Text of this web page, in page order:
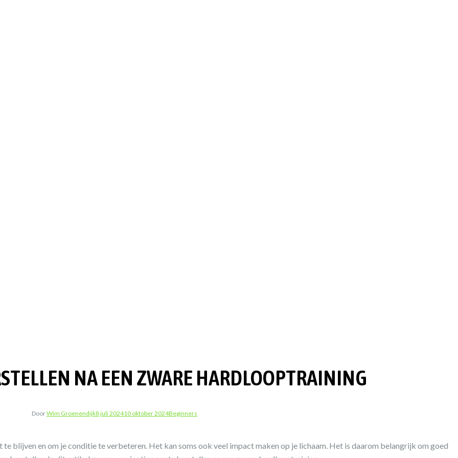
NA EEN ZWARE HARDLOOPTRAINING
DoorWim Groenendijk8 juli 202410 oktober 2024Beginners
blijven en om je conditie te verbeteren. Het kan soms ook veel impact maken op je lichaam. Het is daarom belangrijk om goed